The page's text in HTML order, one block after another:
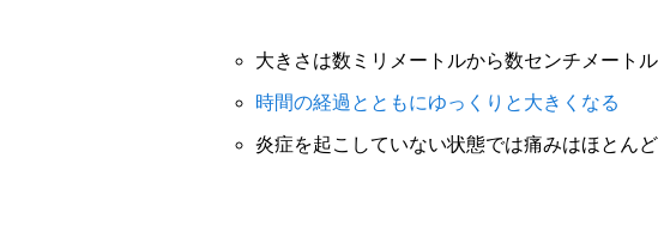
大きさは数ミリメートルから数センチメート
時間の経過とともにゆっくりと大きくなる
炎症を起こしていない状態では痛みはほとん